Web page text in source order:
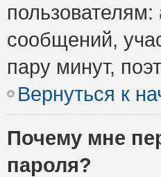
сообщений,
пару минут,
Вернуться к
Почему мне
пароля?